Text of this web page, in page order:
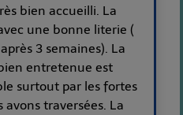
bien accueilli. La
une bonne literie (
3 semaines). La
entretenue est
surtout par les fortes
traversées. La